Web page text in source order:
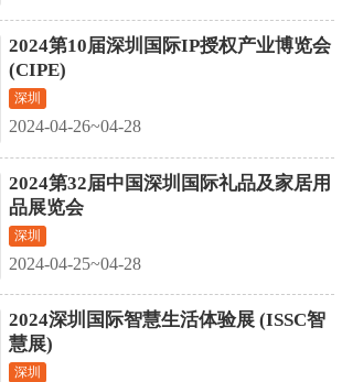
2024第10届深圳国际IP授权产业博览会
(CIPE)
深圳
2024-04-26~04-28
2024第32届中国深圳国际礼品及家居用
品展览会
深圳
2024-04-25~04-28
2024深圳国际智慧生活体验展 (ISSC智
慧展)
深圳